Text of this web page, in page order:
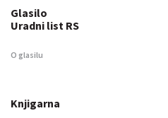
Glasilo
Uradni list RS
O glasilu
Knjigarna